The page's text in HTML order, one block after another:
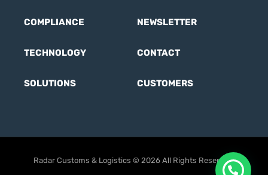
COMPLIANCE
TECHNOLOGY
SOLUTIONS
NEWSLETTER
CONTACT
CUSTOMERS
Radar Customs & Logistics © 2026 All Rights Reserved.